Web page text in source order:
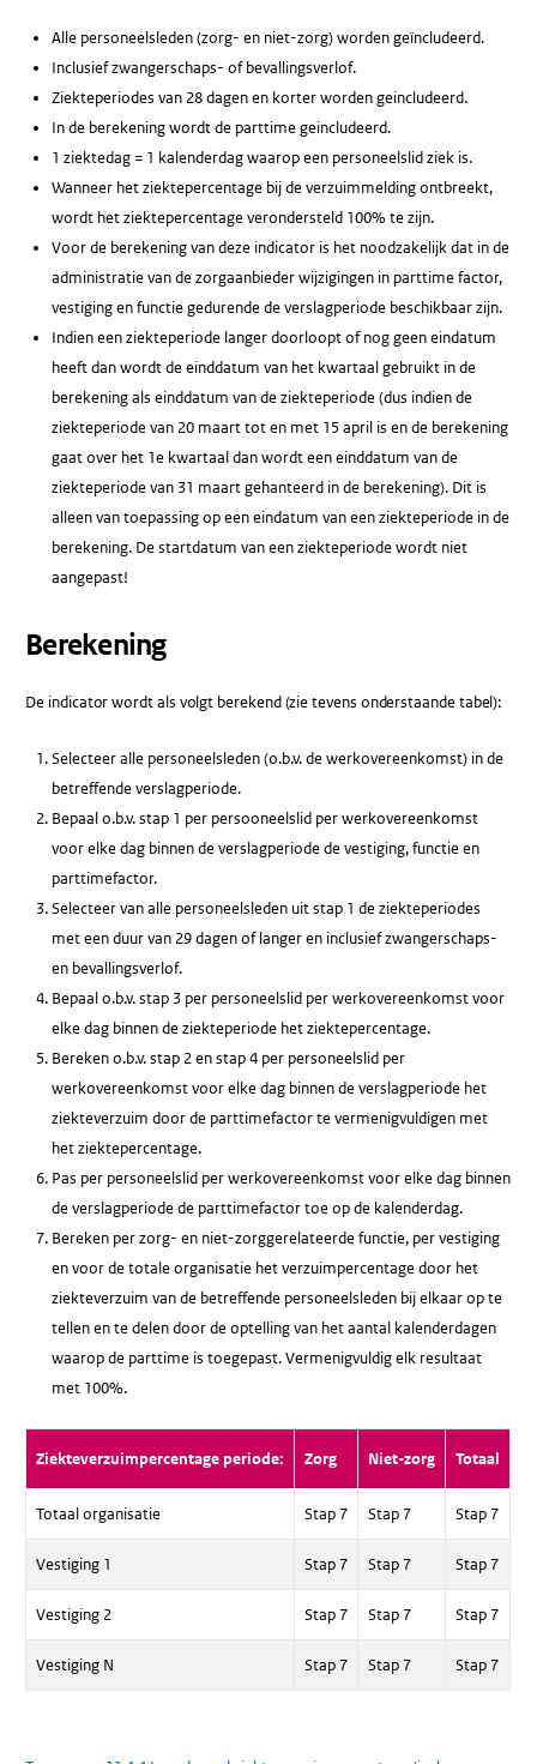
Alle personeelsleden (zorg- en niet-zorg) worden geïncludeerd.
Inclusief zwangerschaps- of bevallingsverlof.
Ziekteperiodes van 28 dagen en korter worden geincludeerd.
In de berekening wordt de parttime geincludeerd.
1 ziektedag = 1 kalenderdag waarop een personeelslid ziek is.
Wanneer het ziektepercentage bij de verzuimmelding ontbreekt,
wordt het ziektepercentage verondersteld 100% te zijn.
Voor de berekening van deze indicator is het noodzakelijk dat in de
administratie van de zorgaanbieder wijzigingen in parttime factor,
vestiging en functie gedurende de verslagperiode beschikbaar zijn.
Indien een ziekteperiode langer doorloopt of nog geen eindatum
heeft dan wordt de einddatum van het kwartaal gebruikt in de
berekening als einddatum van de ziekteperiode (dus indien de
ziekteperiode van 20 maart tot en met 15 april is en de berekening
gaat over het 1e kwartaal dan wordt een einddatum van de
ziekteperiode van 31 maart gehanteerd in de berekening). Dit is
alleen van toepassing op een eindatum van een ziekteperiode in de
berekening. De startdatum van een ziekteperiode wordt niet
aangepast!
Berekening
De indicator wordt als volgt berekend (zie tevens onderstaande tabel):
Selecteer alle personeelsleden (o.b.v. de werkovereenkomst) in de
betreffende verslagperiode.
Bepaal o.b.v. stap 1 per persooneelslid per werkovereenkomst
voor elke dag binnen de verslagperiode de vestiging, functie en
parttimefactor.
Selecteer van alle personeelsleden uit stap 1 de ziekteperiodes
met een duur van 29 dagen of langer en inclusief zwangerschaps-
en bevallingsverlof.
Bepaal o.b.v. stap 3 per personeelslid per werkovereenkomst voor
elke dag binnen de ziekteperiode het ziektepercentage.
Bereken o.b.v. stap 2 en stap 4 per personeelslid per
werkovereenkomst voor elke dag binnen de verslagperiode het
ziekteverzuim door de parttimefactor te vermenigvuldigen met
het ziektepercentage.
Pas per personeelslid per werkovereenkomst voor elke dag binnen
de verslagperiode de parttimefactor toe op de kalenderdag.
Bereken per zorg- en niet-zorggerelateerde functie, per vestiging
en voor de totale organisatie het verzuimpercentage door het
ziekteverzuim van de betreffende personeelsleden bij elkaar op te
tellen en te delen door de optelling van het aantal kalenderdagen
waarop de parttime is toegepast. Vermenigvuldig elk resultaat
met 100%.
Ziekteverzuimpercentage periode: Zorg Niet-zorg Totaal
Totaal organisatie Stap 7 Stap 7 Stap 7
Vestiging 1 Stap 7 Stap 7 Stap 7
Vestiging 2 Stap 7 Stap 7 Stap 7
Vestiging N Stap 7 Stap 7 Stap 7